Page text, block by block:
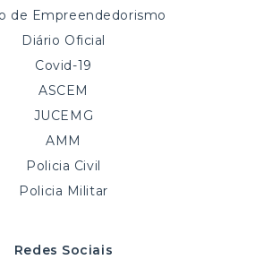
de Empreendedorismo
Diário Oficial
Covid-19
ASCEM
JUCEMG
AMM
Policia Civil
Policia Militar
Redes Sociais